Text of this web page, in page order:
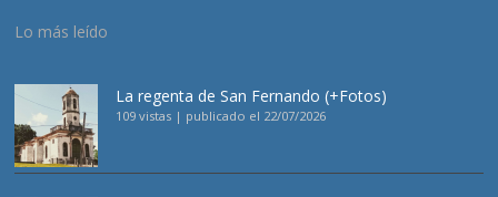
Lo más leído
La regenta de San Fernando (+Fotos)
109 vistas | publicado el 22/07/2026